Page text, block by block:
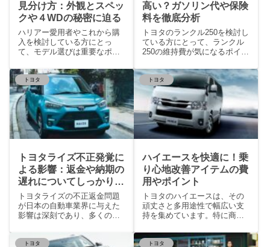
見分け方：外観とスペッ
クや４WDの秘密に迫る
ハリアー愛用者やこれから購
入を検討している方にとっ
て、モデル選びは重要なポイ
高い？ガソリン代や保険
料を徹底分析
トヨタのランクル250を検討し
ている方にとって、ランクル
250の維持費が気になるポイン
トヨタ
トヨタライズ不正発覚に
よる影響：返金や納期の
遅れについてしっかり解
説
トヨタライズの不正返金問題
が日本の自動車業界に与えた
影響は深刻であり、多くの消
トヨタ
ハイエースを快適に！乗
り心地改善アイテムの費
用やポイント
トヨタのハイエースは、その
頑丈さと多用途性で幅広い支
持を集めています。特に商用
トヨタ トヨタ